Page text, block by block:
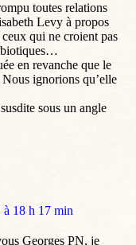
toutes relations
Levy à propos
qui ne croient pas
en revanche que le
ignorions qu’elle
sous un angle
à 18 h 17 min
Georges PN, je